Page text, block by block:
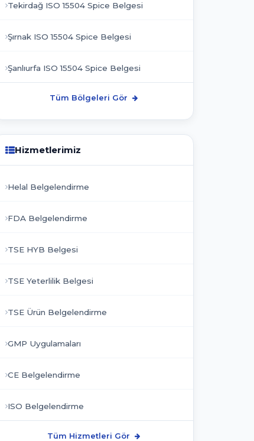
Tekirdağ ISO 15504 Spice Belgesi
Şırnak ISO 15504 Spice Belgesi
Şanlıurfa ISO 15504 Spice Belgesi
Tüm Bölgeleri Gör
Hizmetlerimiz
Helal Belgelendirme
FDA Belgelendirme
TSE HYB Belgesi
TSE Yeterlilik Belgesi
TSE Ürün Belgelendirme
GMP Uygulamaları
CE Belgelendirme
ISO Belgelendirme
Tüm Hizmetleri Gör